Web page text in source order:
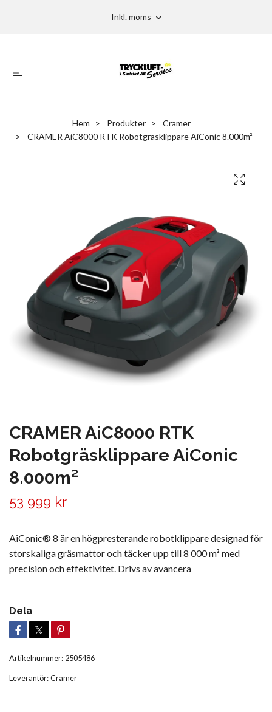
Inkl. moms
Hem Produkter
Cramer
CRAMER AiC8000 RTK Robotgräsklippare AiConic 8.000m²
CRAMER AiC8000 RTK
Robotgräsklippare AiConic
8.000m²
53 999 kr
AiConic® 8 är en högpresterande robotklippare designad för
storskaliga gräsmattor och täcker upp till 8 000 m² med
precision och effektivitet. Drivs av avancera
Dela
Artikelnummer: 2505486
Leverantör:Cramer